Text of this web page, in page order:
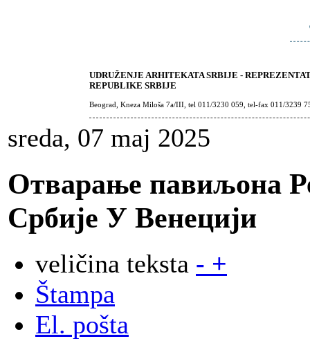
UDRUŽENJE ARHITEKATA SRBIJE -
REPUBLIKE SRBIJE
Beograd, Kneza Miloša 7a/III, tel 011/3230 059, tel-fax 011/3239
sreda, 07 maj 2025
Отварање павиљона
Србије У Венецији
veličina teksta - +
Štampa
El. pošta